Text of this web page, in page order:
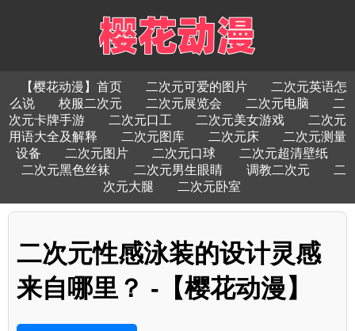
【樱花动漫】首页 二次元可爱的图片
二次元英语怎
么说
校服二次元 二次元展览会 二次元电脑
二
次元卡牌手游
二次元口工 二次元美女游戏
二次元
用语大全及解释
二次元图库 二次元床
二次元测量
设备
二次元图片 二次元口球
二次元超清壁纸
二次元黑色丝袜
二次元男生眼睛 调教二次元
二
次元大腿
二次元卧室
二次元性感泳装的设计灵感
来自哪里？ -【樱花动漫】